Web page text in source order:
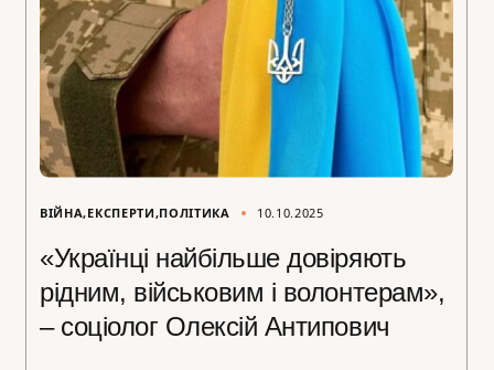
ВІЙНА ЕКСПЕРТИ ПОЛІТИКА 10.10.2025
«Українці найбільше довіряють
рідним, військовим і волонтерам»,
– соціолог Олексій Антипович